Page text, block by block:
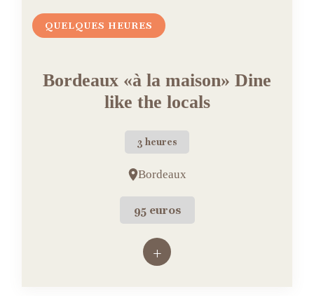
QUELQUES HEURES
Bordeaux «à la maison» Dine
like the locals
3 heures
Bordeaux
95 euros
+